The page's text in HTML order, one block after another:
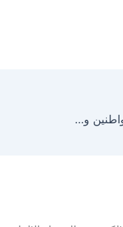
اللواء مرزوق يستمع لآراء المواطنين ويؤكد: الدولة ملتزمة بتوفير احتياجات الأسر من السلع الغذائية بأسعار مخفضة